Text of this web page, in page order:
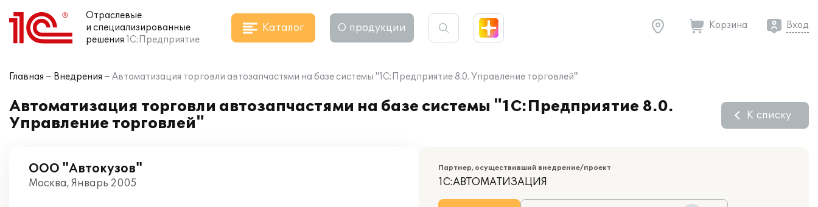
Отраслевые
и специализированные
решения 1С:Предприятие
Каталог О продукции Корзина Вход
Главная Внедрения Автоматизация торговли автозапчастями на базе системы "1С:Предприятие 8.0. Управление торговлей"
Автоматизация торговли автозапчастями на базе системы "1С:Предприятие 8.0.
Управление торговлей"
К списку
ООО "Автокузов"
Москва, Январь 2005
Партнер, осуществивший внедрение/проект
1С:АВТОМАТИЗАЦИЯ